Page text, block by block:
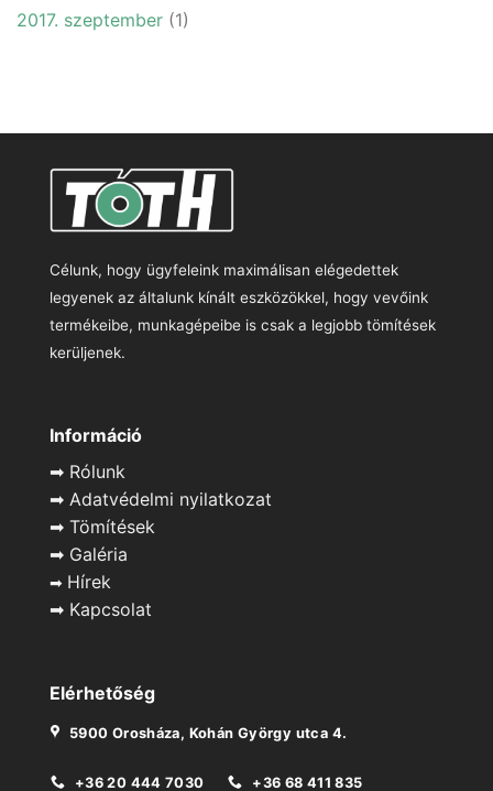
2017. szeptember (1)
Célunk, hogy ügyfeleink maximálisan elégedettek
legyenek az általunk kínált eszközökkel, hogy vevőink
termékeibe, munkagépeibe is csak a legjobb tömítések
kerüljenek.
Információ
➡ Rólunk
➡ Adatvédelmi nyilatkozat
➡ Tömítések
➡ Galéria
➡ Hírek
➡ Kapcsolat
Elérhetőség
5900 Orosháza, Kohán György utca 4.
+36 20 444 7030 +36 68 411 835